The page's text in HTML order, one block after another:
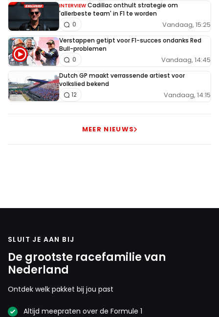
INTERVIEW Cadillac onthult strategie om
'allerbeste team' in F1 te worden
Vandaag, 15:25
0
Verstappen getipt voor F1-succes ondanks Red
Bull-problemen
Vandaag, 14:45
0
Dutch GP maakt verrassende artiest voor
volkslied bekend
Vandaag, 14:15
12
MEER NIEUWS
SLUIT JE AAN BIJ
De grootste racefamilie van
Nederland
Ontdek welk pakket bij jou past
Altijd meepraten over de Formule 1